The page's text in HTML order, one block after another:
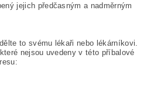
jejich předčasným a nadměrným
to svému lékaři nebo lékárníkovi.
nejsou uvedeny v této příbalové